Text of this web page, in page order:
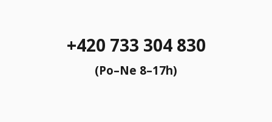
+420 733 304 830
(Po–Ne 8–17h)